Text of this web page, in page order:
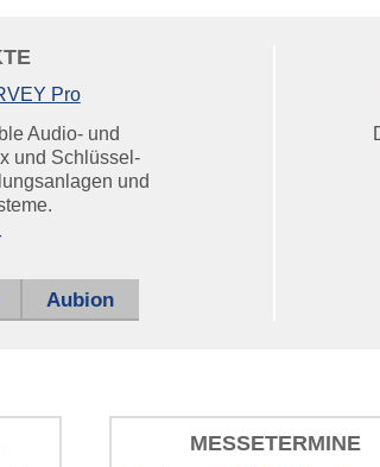
auch Ihrem
Aubion
Audio- und
und Schlüssel-
und
MESSETERMINE